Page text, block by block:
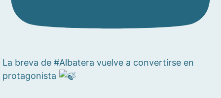
La breva de #Albatera vuelve a convertirse en
protagonista